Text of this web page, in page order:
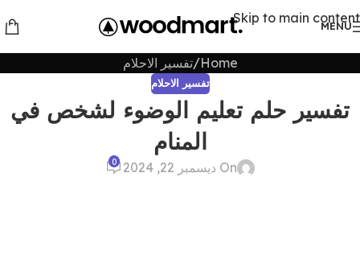
Skip to main content
MENU
Home تفسير الاحلام
تفسير الاحلام
تفسير حلم تعليم الوضوء لشخص في
المنام
On ديسمبر 22, 2024 0